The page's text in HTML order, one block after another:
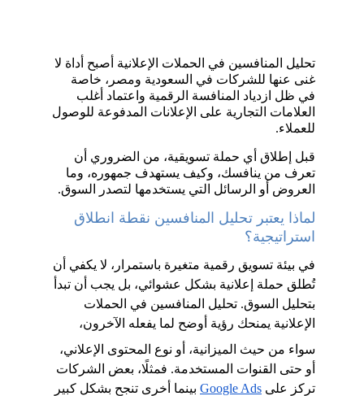
تحليل المنافسين في الحملات الإعلانية أصبح أداة لا
غنى عنها للشركات في السعودية ومصر، خاصة
في ظل ازدياد المنافسة الرقمية واعتماد أغلب
العلامات التجارية على الإعلانات المدفوعة للوصول
للعملاء.
قبل إطلاق أي حملة تسويقية، من الضروري أن
تعرف من ينافسك، وكيف يستهدف جمهوره، وما
العروض أو الرسائل التي يستخدمها لتصدر السوق.
لماذا يعتبر تحليل المنافسين نقطة انطلاق
استراتيجية؟
في بيئة تسويق رقمية متغيرة باستمرار، لا يكفي أن
تُطلق حملة إعلانية بشكل عشوائي، بل يجب أن تبدأ
بتحليل السوق. تحليل المنافسين في الحملات
الإعلانية يمنحك رؤية أوضح لما يفعله الآخرون،
سواء من حيث الميزانية، أو نوع المحتوى الإعلاني،
أو حتى القنوات المستخدمة. فمثلًا، بعض الشركات
تركز على Google Ads بينما أخرى تنجح بشكل كبير